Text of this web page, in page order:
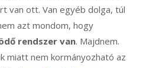
van ott. Van egyéb dolga, túl
azt mondom, hogy
rendszer van. Majdnem.
miatt nem kormányozható az